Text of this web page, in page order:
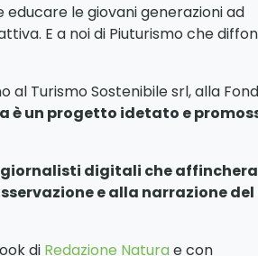
le giovani generazioni ad
E a noi di Piuturismo che
Turismo Sostenibile srl, alla
è un progetto idetato e
digitali che
e alla narrazione del
di Redazione Naturae con